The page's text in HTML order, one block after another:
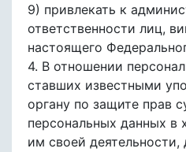
9) привлекать к
ответственности лиц,
настоящего
4. В отношении
ставших известными
органу по защите прав
персональных данных в
им своей деятельности,